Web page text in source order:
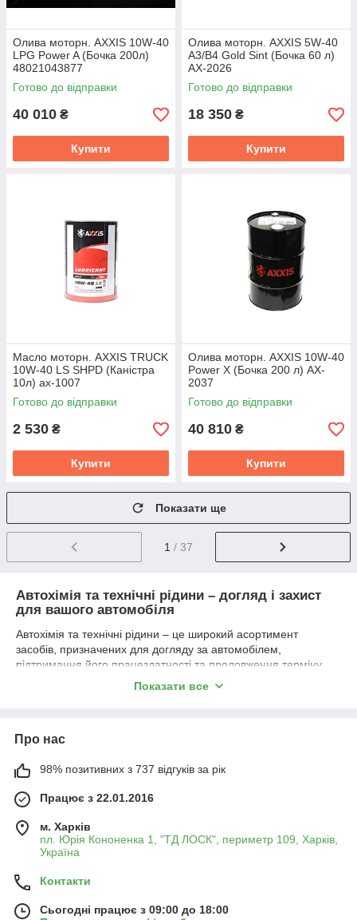
Олива моторн. AXXIS 10W-40
LPG Power A (Бочка 200л)
48021043877
Готово до відправки
40 010 ₴
Купити
Олива моторн. AXXIS 5W-40
A3/B4 Gold Sint (Бочка 60 л)
AX-2026
Готово до відправки
18 350 ₴
Купити
Масло моторн. AXXIS TRUCK
10W-40 LS SHPD (Каністра
10л) ax-1007
Готово до відправки
2 530 ₴
Купити
Олива моторн. AXXIS 10W-40
Power Х (Бочка 200 л) AX-
2037
Готово до відправки
40 810 ₴
Купити
Показати ще
1 / 37
Автохімія та технічні рідини – догляд і захист
для вашого автомобіля
Автохімія та технічні рідини – це широкий асортимент
засобів, призначених для догляду за автомобілем,
підтримання його працездатності та продовження терміну
служби ключових вузлів і механізмів. Вони допомагають
Основні категорії автохімії та технічних рідин:
🚗 Охолоджувальні рідини та антифризи
корозії.
двигун, коробку передач та інші вузли.
Мастила та технічні рідини– зменшують тертя,
захищають від вологи та продовжують термін служби
деталей.
💧
гальмівної системи та безпеку руху.
Показати все
Про нас
98% позитивних з 737 відгуків за рік
Працює з 22.01.2016
м. Харків
пл. Юрія Кононенка 1, "ТД ЛОСК", периметр 109, Харків,
Україна
Контакти
Сьогодні працює з 09:00 до 18:00